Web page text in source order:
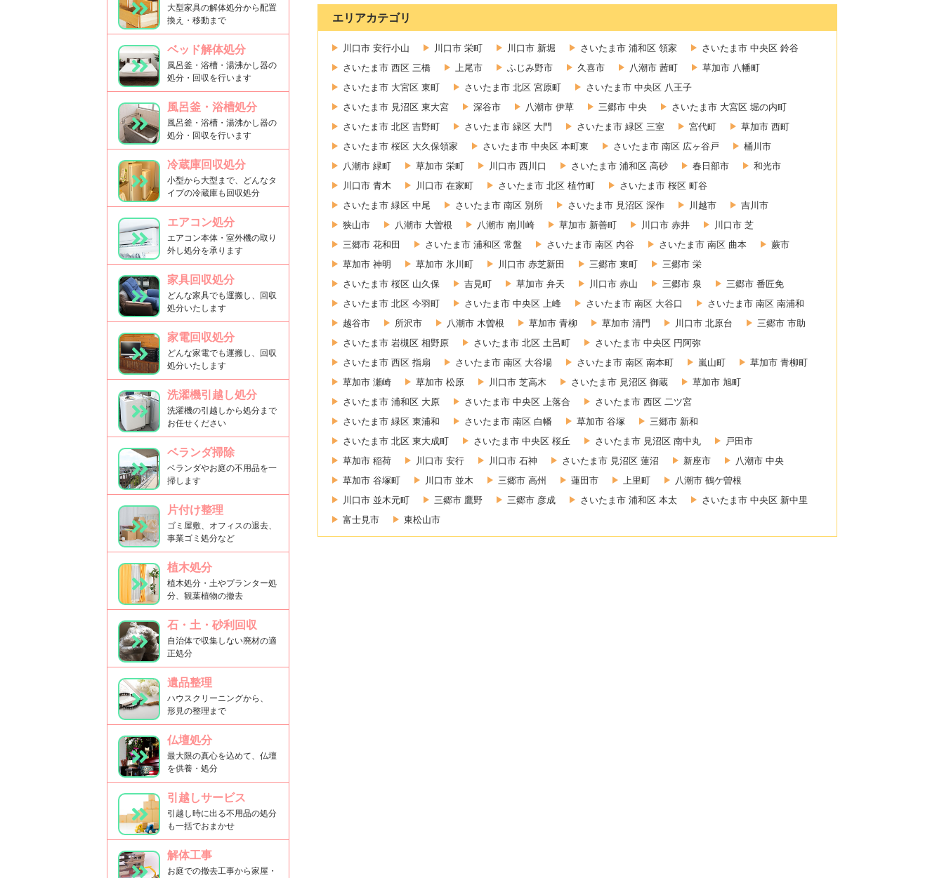
エリアカテゴリ
川口市 安行小山 川口市 栄町 川口市 新堀 さいたま市 浦和区 領家
さいたま市 中央区 鈴谷
さいたま市 西区 三橋
上尾市 ふじみ野市 久喜市 八潮市 茜町
草加市 八幡町
さいたま市 大宮区 東町
さいたま市 北区 宮原町
さいたま市 中央区 八王子
さいたま市 見沼区 東大宮
深谷市 八潮市 伊草 三郷市 中央
さいたま市 大宮区 堀の内町
さいたま市 北区 吉野町
さいたま市 緑区 大門 さいたま市 緑区 三室 宮代町
草加市 西町
さいたま市 桜区 大久保領家
さいたま市 中央区 本町東 さいたま市 南区 広ヶ谷戸
桶川市
八潮市 緑町
草加市 栄町 川口市 西川口 さいたま市 浦和区 高砂 春日部市
和光市
川口市 青木
川口市 在家町 さいたま市 北区 植竹町
さいたま市 桜区 町谷
さいたま市 緑区 中尾
さいたま市 南区 別所 さいたま市 見沼区 深作 川越市
吉川市
狭山市
八潮市 大曽根 八潮市 南川崎 草加市 新善町 川口市 赤井
川口市 芝
三郷市 花和田
さいたま市 浦和区 常盤 さいたま市 南区 内谷 さいたま市 南区 曲本
蕨市
草加市 神明
草加市 氷川町 川口市 赤芝新田 三郷市 東町
三郷市 栄
さいたま市 桜区 山久保
吉見町 草加市 弁天 川口市 赤山 三郷市 泉
三郷市 番匠免
さいたま市 北区 今羽町
さいたま市 中央区 上峰 さいたま市 南区 大谷口
さいたま市 南区 南浦和
越谷市
所沢市 八潮市 木曽根 草加市 青柳 草加市 清門 川口市 北原台
三郷市 市助
さいたま市 岩槻区 相野原
さいたま市 北区 土呂町
さいたま市 中央区 円阿弥
さいたま市 西区 指扇
さいたま市 南区 大谷場 さいたま市 南区 南本町 嵐山町
草加市 青柳町
草加市 瀬崎
草加市 松原 川口市 芝高木 さいたま市 見沼区 御蔵
草加市 旭町
さいたま市 浦和区 大原
さいたま市 中央区 上落合
さいたま市 西区 二ツ宮
さいたま市 緑区 東浦和
さいたま市 南区 白幡 草加市 谷塚
三郷市 新和
さいたま市 北区 東大成町
さいたま市 中央区 桜丘 さいたま市 見沼区 南中丸
戸田市
草加市 稲荷
川口市 安行 川口市 石神 さいたま市 見沼区 蓮沼 新座市
八潮市 中央
草加市 谷塚町
川口市 並木 三郷市 高州 蓮田市 上里町
八潮市 鶴ケ曽根
川口市 並木元町
三郷市 鷹野 三郷市 彦成 さいたま市 浦和区 本太
さいたま市 中央区 新中里
富士見市
東松山市
大型家具の解体処分から配置
換え・移動まで
ベッド解体処分
風呂釜・浴槽・湯沸かし器の
処分・回収を行います
風呂釜・浴槽処分
風呂釜・浴槽・湯沸かし器の
処分・回収を行います
冷蔵庫回収処分
小型から大型まで、どんなタ
イプの冷蔵庫も回収処分
エアコン処分
エアコン本体・室外機の取り
外し処分を承ります
家具回収処分
どんな家具でも運搬し、回収
処分いたします
家電回収処分
どんな家電でも運搬し、回収
処分いたします
洗濯機引越し処分
洗濯機の引越しから処分まで
お任せください
ベランダ掃除
ベランダやお庭の不用品を一
掃します
片付け整理
ゴミ屋敷、オフィスの退去、
事業ゴミ処分など
植木処分
植木処分・土やプランター処
分、観葉植物の撤去
石・土・砂利回収
自治体で収集しない廃材の適
正処分
遺品整理
ハウスクリーニングから、
形見の整理まで
仏壇処分
最大限の真心を込めて、仏壇
を供養・処分
引越しサービス
引越し時に出る不用品の処分
も一括でおまかせ
解体工事
お庭での撤去工事から家屋・